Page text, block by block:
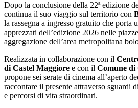
Dopo la conclusione della 22ª edizione
continua il suo viaggio sul territorio con
la rassegna a ingresso gratuito che porta
apprezzati dell’edizione 2026 nelle
aggregazione dell’area metropolitana
Realizzata in collaborazione con il
di Castel Maggiore e con il Comune di
propone sei serate di cinema all’aperto
raccontare il presente attraverso sguardi
e percorsi di vita straordinari.